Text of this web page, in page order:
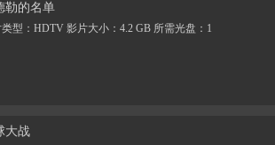
勒的名单
型：HDTV 影片大小：4.2 GB 所需光盘：1
大战